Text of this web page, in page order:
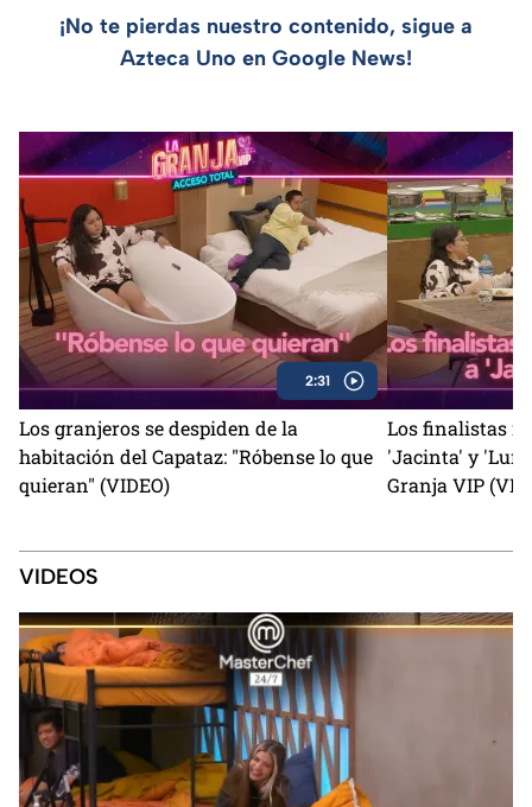
¡No te pierdas nuestro contenido, sigue a
Azteca Uno en Google News!
2:31
Los granjeros se despiden de la
habitación del Capataz: "Róbense lo que
quieran" (VIDEO)
Los finalistas
'Jacinta' y
Granja VIP
VIDEOS